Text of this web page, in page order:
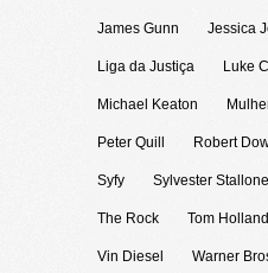
James Gunn Jessica
Liga da Justiça Luke
Michael Keaton
Peter Quill Robert
Syfy Sylvester Stallone
The Rock Tom Holland
Vin Diesel Warner